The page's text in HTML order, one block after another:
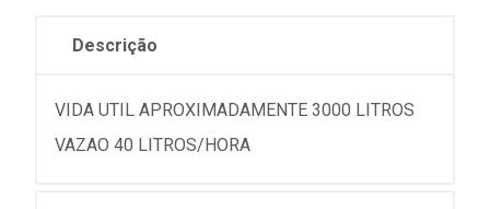
Descrição
VIDA UTIL APROXIMADAMENTE 3000 LITROS
VAZAO 40 LITROS/HORA